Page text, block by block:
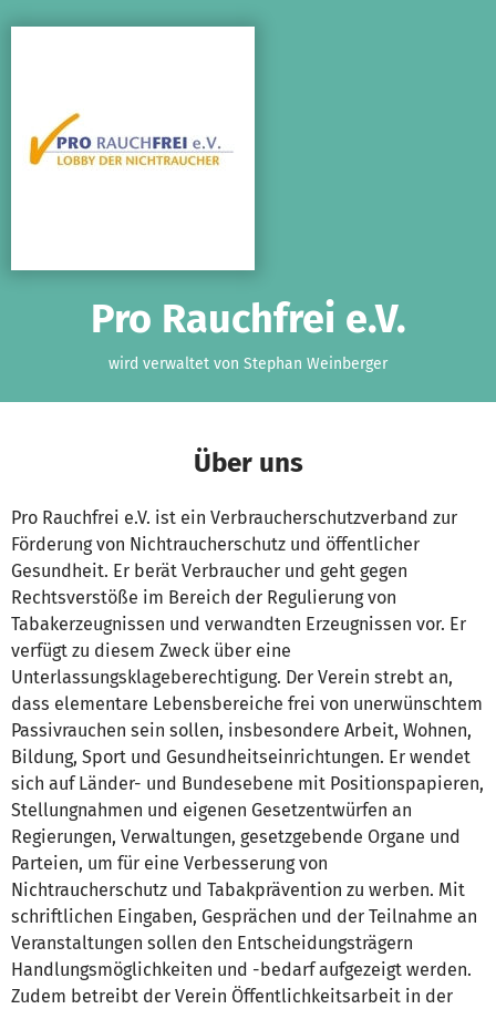
Pro Rauchfrei e.V.
wird verwaltet von Stephan Weinberger
Über uns
Pro Rauchfrei e.V. ist ein Verbraucherschutzverband zur
Förderung von Nichtraucherschutz und öffentlicher
Gesundheit. Er berät Verbraucher und geht gegen
Rechtsverstöße im Bereich der Regulierung von
Tabakerzeugnissen und verwandten Erzeugnissen vor. Er
verfügt zu diesem Zweck über eine
Unterlassungsklageberechtigung. Der Verein strebt an,
dass elementare Lebensbereiche frei von unerwünschtem
Passivrauchen sein sollen, insbesondere Arbeit, Wohnen,
Bildung, Sport und Gesundheitseinrichtungen. Er wendet
sich auf Länder- und Bundesebene mit Positionspapieren,
Stellungnahmen und eigenen Gesetzentwürfen an
Regierungen, Verwaltungen, gesetzgebende Organe und
Parteien, um für eine Verbesserung von
Nichtraucherschutz und Tabakprävention zu werben. Mit
schriftlichen Eingaben, Gesprächen und der Teilnahme an
Veranstaltungen sollen den Entscheidungsträgern
Handlungsmöglichkeiten und -bedarf aufgezeigt werden.
Zudem betreibt der Verein Öffentlichkeitsarbeit in der